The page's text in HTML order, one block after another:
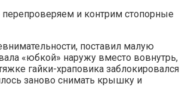
перепроверяем и контрим стопорные
поставил малую
«юбкой» наружу вместо вовнутрь,
гайки-храповика заблокировался
заново снимать крышку и